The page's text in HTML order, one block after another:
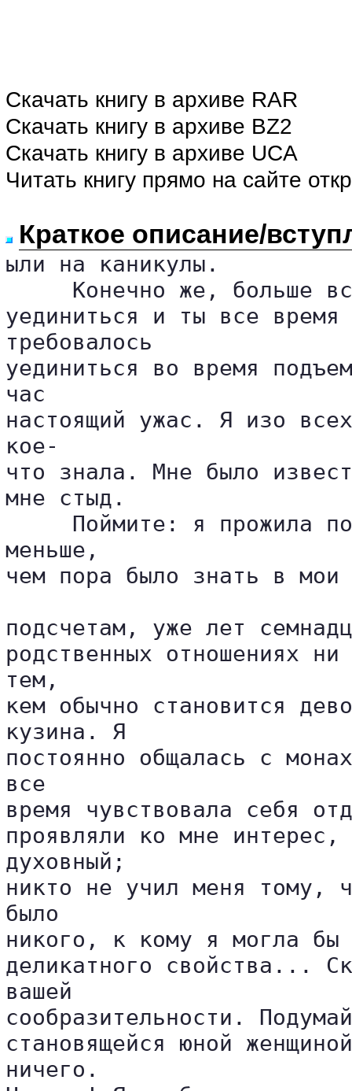
Скачать книгу в архиве RAR
Скачать книгу в архиве BZ2
Скачать книгу в архиве UCA
Читать книгу прямо на сайте
Краткое описание/
ыли на каникулы.
Конечно же, больше
уединиться и ты все
требовалось
уединиться во время
час
настоящий ужас. Я изо
кое-
что знала. Мне было
мне стыд.
Поймите: я прожила
меньше,
чем пора было знать в
подсчетам, уже лет
родственных отношениях
тем,
кем обычно становится
кузина. Я
постоянно общалась с
все
время чувствовала себя
проявляли ко мне
духовный;
никто не учил меня тому,
было
никого, к кому я могла бы
деликатного свойства...
вашей
сообразительности.
становящейся юной
ничего.